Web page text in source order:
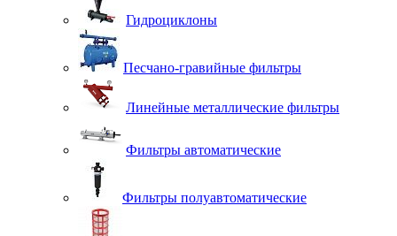
Гидроциклоны
Песчано-гравийные фильтры
Линейные металлические фильтры
Фильтры автоматические
Фильтры полуавтоматические